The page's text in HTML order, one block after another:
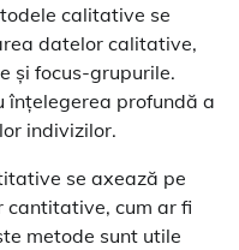
calitative se
datelor calitative,
și focus-grupurile.
înțelegerea profundă a
indivizilor.
se axează pe
cantitative, cum ar fi
metode sunt utile